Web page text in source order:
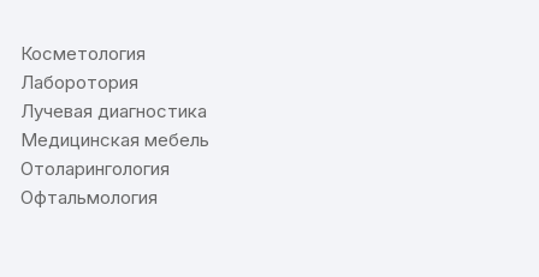
Косметология
Лаборотория
Лучевая диагностика
Медицинская мебель
Отоларингология
Офтальмология